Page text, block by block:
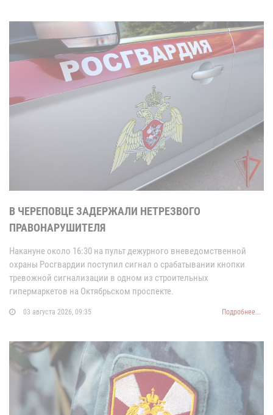
В ЧЕРЕПОВЦЕ ЗАДЕРЖАЛИ НЕТРЕЗВОГО
ПРАВОНАРУШИТЕЛЯ
Накануне около 16:30 на пульт дежурного вневедомственной
охраны Росгвардии поступил сигнал о срабатывании кнопки
тревожной сигнализации в одном из строительных
гипермаркетов на Октябрьском проспекте.
03 августа 2026, 09:35 Подробнее...